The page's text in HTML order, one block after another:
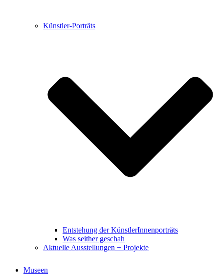
Künstler-Porträts
Entstehung der KünstlerInnenporträts
Was seither geschah
Aktuelle Ausstellungen + Projekte
Museen